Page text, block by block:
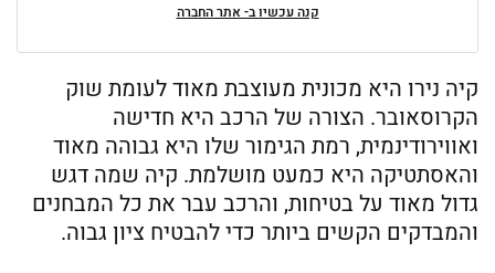
קנה עכשיו ב- אתר החברה
קיה נירו היא מכונית מעוצבת מאוד לעומת שוק
הקרוסאובר. הצורה של הרכב היא חדישה
ואווירודינמית, רמת הגימור שלו היא גבוהה מאוד
והאסתטיקה היא כמעט מושלמת. קיה שמה דגש
גדול מאוד על בטיחות, והרכב עבר את כל המבחנים
והמבדקים הקשים ביותר כדי להבטיח ציון גבוה.